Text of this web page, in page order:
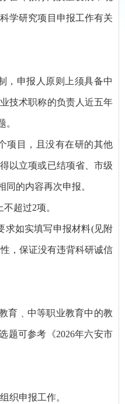
学研究项目申报工作有关
，申报人原则上须具备中
技术职称的负责人近五年
。
项目，且没有在研的其他
以立项或已结项省、市级
的内容再次申报。
超过2项。
求如实填写申报材料(见附
，保证没有违背科研诚信
育﹑中等职业教育中的教
题可参考《2026年六安市
织申报工作。